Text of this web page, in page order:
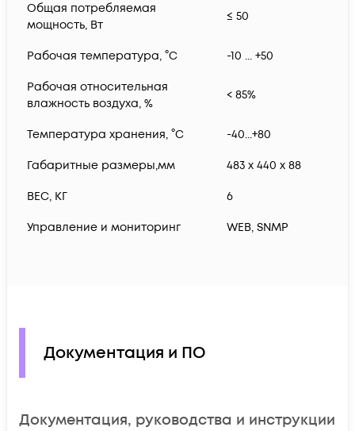
Общая потребляемая
мощность, Вт
≤ 50
Рабочая температура, °С -10 ... +50
Рабочая относительная
влажность воздуха, %
< 85%
Температура хранения, °С -40...+80
Габаритные размеры,мм 483 x 440 x 88
ВЕС, КГ 6
Управление и мониторинг WEB, SNMP
Документация и ПО
Документация, руководства и инструкции